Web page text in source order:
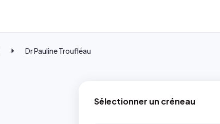
Dr Pauline Troufléau
Sélectionner un créneau